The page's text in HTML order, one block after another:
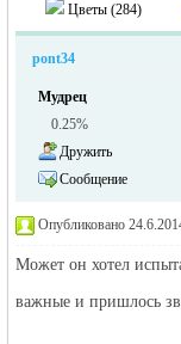
Цветы (284)
pont34
Мудрец
0.25%
Дружить
Сообщение
Опубликовано
Может он хотел
важные и пришлось